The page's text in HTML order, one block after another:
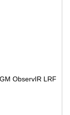
ObservIR LRF